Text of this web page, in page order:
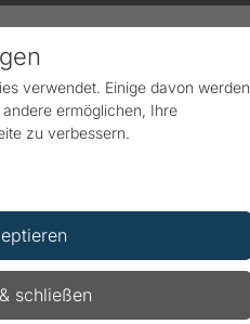
Downloads Karriere
verwendet. Einige davon werden
ermöglichen, Ihre
zu verbessern.
schließen